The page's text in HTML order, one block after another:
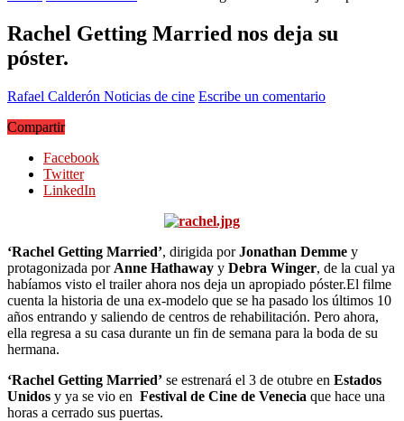
Rachel Getting Married nos deja su
póster.
Rafael Calderón Noticias de cine Escribe un comentario
Compartir
Facebook
Twitter
LinkedIn
‘Rachel Getting Married’, dirigida porJonathan Demme y
protagonizada por Anne Hathaway y Debra Winger, de la cual ya
habíamos visto el trailer ahora nos deja un apropiado póster.El filme
cuenta la historia de una ex-modelo que se ha pasado los últimos 10
años entrando y saliendo de centros de rehabilitación. Pero ahora,
ella regresa a su casa durante un fin de semana para la boda de su
hermana.
‘Rachel Getting Married’ se estrenará el 3 de otubre en Estados
Unidos y ya se vio en Festival de Cine de Venecia que hace una
horas a cerrado sus puertas.